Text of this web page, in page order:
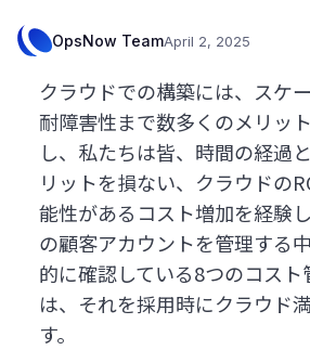
OpsNow TeamApril 2, 2025
クラウドでの構築には、スケ
耐障害性まで数多くのメリッ
し、私たちは皆、時間の経過
リットを損ない、クラウドの
能性があるコスト増加を経験
の顧客アカウントを管理する
的に確認している8つのコスト
は、それを採用時にクラウド
す。